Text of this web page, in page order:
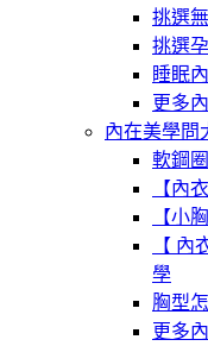
挑選
挑選
睡眠
更多
內在美學問
軟鋼
【內
【小
【
學
胸型
更多